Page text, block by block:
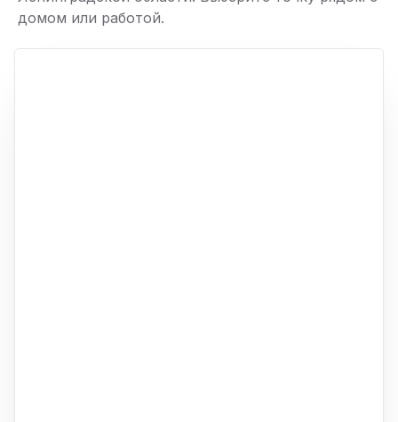
домом или работой.